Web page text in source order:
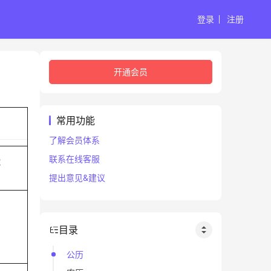
登录 注册
开通会员
常用功能
了解会员体系
联系在线客服
提出意见&建议
目录
公历